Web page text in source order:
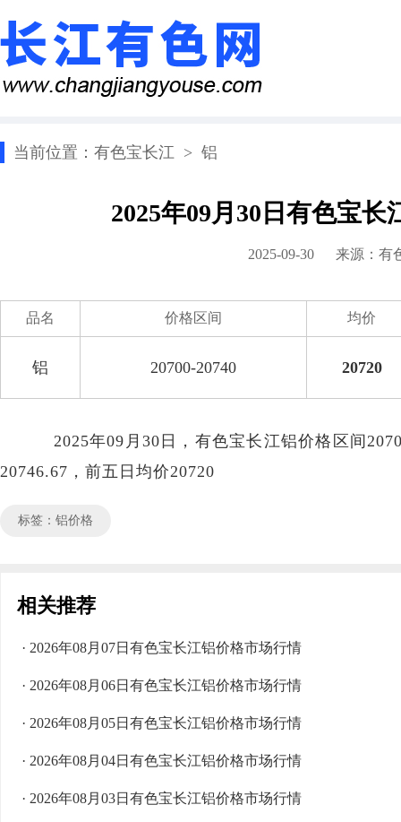
当前位置： 有色宝长江 > 铝
2025年09月30日有色宝
2025-09-30 来源： 有
品名 价格区间 均价
铝 20700-20740 20720
2025年09月30日，有色宝长江铝价格区间
20746.67，前五日均价20720
标签：铝价格
相关推荐
· 2026年08月07日有色宝长江铝价格市场行情
· 2026年08月06日有色宝长江铝价格市场行情
· 2026年08月05日有色宝长江铝价格市场行情
· 2026年08月04日有色宝长江铝价格市场行情
· 2026年08月03日有色宝长江铝价格市场行情